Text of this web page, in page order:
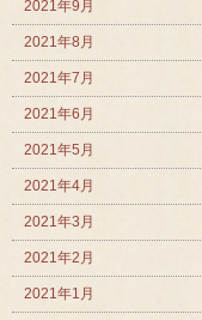
2021年9月
2021年8月
2021年7月
2021年6月
2021年5月
2021年4月
2021年3月
2021年2月
2021年1月